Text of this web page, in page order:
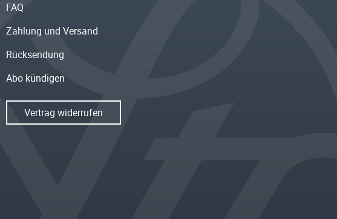
FAQ
Zahlung und Versand
Rücksendung
Abo kündigen
Vertrag widerrufen